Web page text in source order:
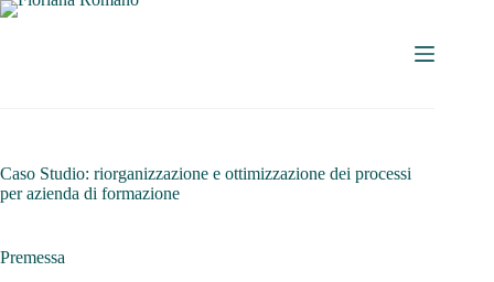
Caso Studio: riorganizzazione e ottimizzazione dei processi
per azienda di formazione
Premessa